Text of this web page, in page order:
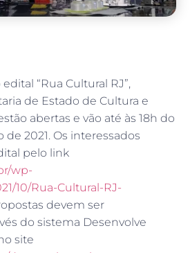
“Rua Cultural RJ”,
de Estado de Cultura e
abertas e vão até às 18h do
2021. Os interessados
pelo link
wp-
10/Rua-Cultural-RJ-
devem ser
do sistema Desenvolve
site